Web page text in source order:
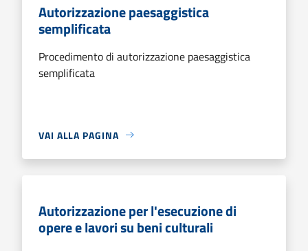
Autorizzazione paesaggistica
semplificata
Procedimento di autorizzazione paesaggistica
semplificata
VAI ALLA PAGINA
Autorizzazione per l'esecuzione di
opere e lavori su beni culturali